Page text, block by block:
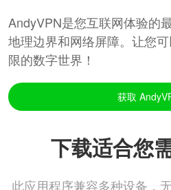
AndyVPN是您互联网体验的
地理边界和网络屏障。让您
限的数字世界！
获取
下载适合您
此应用程序兼容多种设备，